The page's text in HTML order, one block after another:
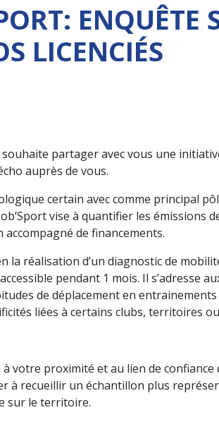
ENQUÊTE
LICENCIÉS
partager avec vous une
auprès de vous.
certain avec comme principal
vise à quantifier les émissions
de financements.
réalisation d’un diagnostic de
pendant 1 mois. Il s’adresse
de déplacement en
liées à certains clubs, territoires
votre proximité et au lien de confiance
à recueillir un échantillon plus
sur le territoire.